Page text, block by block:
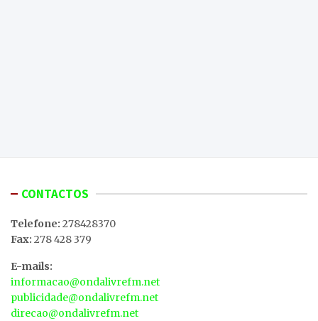
CONTACTOS
Telefone: 278428370
Fax: 278 428 379
E-mails:
informacao@ondalivrefm.net
publicidade@ondalivrefm.net
direcao@ondalivrefm.net